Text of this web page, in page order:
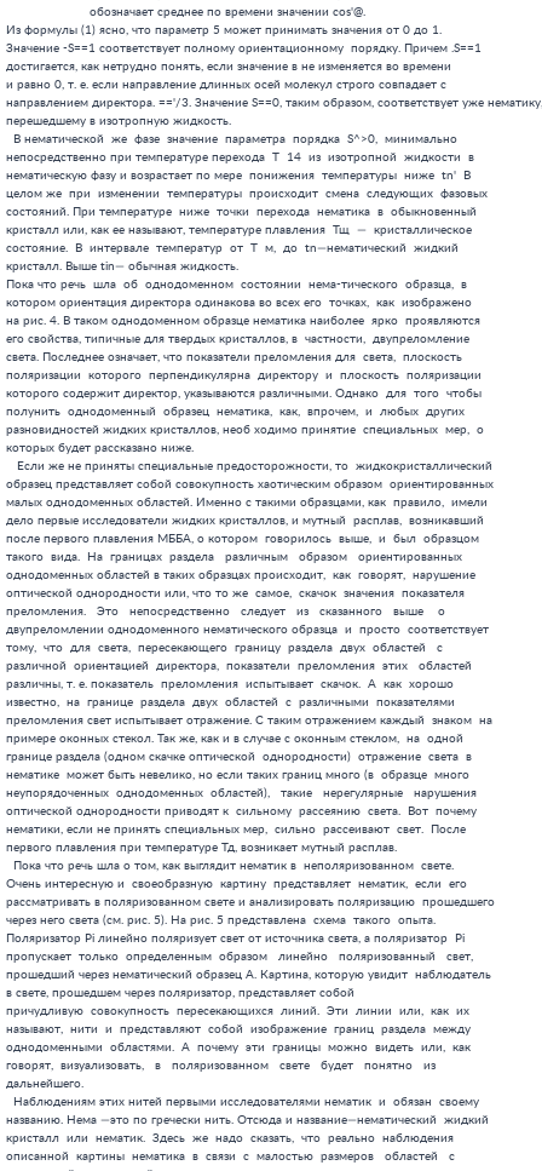
                       обозначает среднее по времени значении cos'@.
Из формулы (1) ясно, что параметр 5 может принимать значения от 0 до 1.
Значение -S==1 соответствует полному ориентационному  порядку. Причем .S==1
достигается, как нетрудно понять, если значение в не изменяется во времени
и равно 0, т. е. если направление длинных осей молекул строго совпадает с
направлением директора. =='/3. Значение S==0, таким образом, соответствует уже нематику,
перешедшему в изотропную жидкость.
  В нематической  же  фазе  значение  параметра  порядка  S^>0,  минимально
непосредственно при температуре перехода  Т  14  из  изотропной  жидкости  в
нематическую фазу и возрастает по мере  понижения  температуры  ниже  tn'  В
целом же  при  изменении  температуры  происходит  смена  следующих  фазовых
состояний. При температуре  ниже  точки  перехода  нематика  в  обыкновенный
кристалл или, как ее называют, температуре плавления  Тщ  —  кристаллическое
состояние.  В  интервале  температур  от  Т  м,  до  tn—нематический  жидкий
кристалл. Выше tin— обычная жидкость.
Пока что речь  шла  об  однодоменном  состоянии  нема-тического  образца,  в
котором ориентация директора одинакова во всех его  точках,  как  изображено
на рис. 4. В таком однодоменном образце нематика наиболее  ярко  проявляются
его свойства, типичные для твердых кристаллов, в  частности,  двупреломление
света. Последнее означает, что показатели преломления для  света,  плоскость
поляризации  которого  перпендикулярна  директору  и  плоскость  поляризации
которого содержит директор, указываются различными. Однако  для  того  чтобы
полунить  однодоменный  образец  нематика,  как,  впрочем,  и  любых  других
разновидностей жидких кристаллов, необ ходимо принятие  специальных  мер,  о
которых будет рассказано ниже.
   Если же не приняты специальные предосторожности, то  жидкокристаллический
образец представляет собой совокупность хаотическим образом  ориентированных
малых однодоменных областей. Именно с такими образцами, как  правило,  имели
дело первые исследователи жидких кристаллов, и мутный  расплав,  возникавший
после первого плавления МББА, о котором  говорилось  выше,  и  был  образцом
такого  вида.  На  границах  раздела   различным   образом   ориентированных
однодоменных областей в таких образцах происходит,  как  говорят,  нарушение
оптической однородности или, что то же  самое,  скачок  значения  показателя
преломления.   Это   непосредственно   следует   из   сказанного   выше    о
двупреломлении однодоменного нематического образца  и  просто  соответствует
тому,  что  для  света,  пересекающего  границу  раздела  двух  областей   с
различной  ориентацией  директора,  показатели  преломления  этих   областей
различны, т. е. показатель  преломления  испытывает  скачок.  А  как  хорошо
известно,  на  границе  раздела  двух  областей  с  различными  показателями
преломления свет испытывает отражение. С таким отражением каждый  знаком  на
примере оконных стекол. Так же, как и в случае с оконным стеклом,  на  одной
границе раздела (одном скачке оптической  однородности)  отражение  света  в
нематике  может быть невелико, но если таких границ много (в  образце  много
неупорядоченных  однодоменных  областей),   такие   нерегулярные   нарушения
оптической однородности приводят к  сильному  рассеянию  света.  Вот  почему
нематики, если не принять специальных мер,  сильно  рассеивают  свет.  После
первого плавления при температуре Тд, возникает мутный расплав.
  Пока что речь шла о том, как выглядит нематик в  неполяризованном  свете.
Очень интересную и  своеобразную  картину  представляет  нематик,  если  его
рассматривать в поляризованном свете и анализировать поляризацию  прошедшего
через него света (см. рис. 5). На рис. 5 представлена  схема  такого  опыта.
Поляризатор Pi линейно поляризует свет от источника света, а поляризатор  Pi
пропускает  только  определенным  образом   линейно   поляризованный   свет,
прошедший через нематический образец А. Картина, которую увидит  наблюдатель
в свете, прошедшем через поляризатор, представляет собой
причудливую  совокупность  пересекающихся  линий.  Эти  линии  или,  как  их
называют,  нити  и  представляют  собой  изображение  границ  раздела  между
однодоменными  областями.  А  почему  эти  границы  можно  видеть  или,  как
говорят,  визуализовать,   в   поляризованном   свете   будет   понятно   из
дальнейшего.
  Наблюдениям этих нитей первыми исследователями нематик  и  обязан  своему
названию. Нема —это по гречески нить. Отсюда и название—нематический  жидкий
кристалл  или  нематик.  Здесь  же  надо  сказать,  что  реально  наблюдения
описанной  картины  нематика  в  связи  с  малостью  размеров   областей   с
одинаковой ориентацией директора осуществляются с  помощью  поляризационного
микроскопа.
   Упругость жидкого кристалла. Выше в основном  говорилось  о  наблюдениях,
связанных с проявлением  необычных  оптических  свойств  жидких  кристаллов.
Первым исследователям бросались в  глаза,  естественно,  свойства,  наиболее
доступные  наблюдению.  А  такими  свойствами  как  раз  и  были  оптические
свойства.  Техника  оптического  эксперимента  уже  в   девятнадцатом   веке
достигла высокого уровня, а, например, микроскоп, даже  поляризационный,  т.
е.  позволявший  освещать  объект  исследования  поляризованным   светом   и
анализировать поляризацию прошедшего света, был  вполне  доступным  прибором
для многих лабораторий.
  Оптические наблюдения дали значительное  количество  фактов  о  свойствах
жидкокристаллической фазы, которые необходимо было понять и  описать.  Одним
из  первых  достижений  в  описании  свойств  жидких  кристаллов,  как   уже
упоминалось во введении, было создание теории упругости  жидких  кристаллов.
В современной форме она была в основном сформулирована английским ученым  Ф.
Франком в пятидесятые годы.
Постараемся проследить  за  ходом  мысли  и  аргументами  создателей  теории
упругости ЖК. Рассуждения  были  (или  могли  быть)  приблизительно  такими.
Установлено,  что  в  жидком  кристалле,  конкретно   нематике,   существует
корреляция (выстраивание) направлений ориентации длинных осей  молекул.  Это
должно означать, что если по какой-то причине произошло небольшое  нарушение
в согласованной ориентации молекул в соседних точках нематика, то  возникнут
силы, которые будут стараться  восстановить  порядок,  т.  е.  согласованную
ориента цию молекул. Конечно,  исходной,  микроскопической,  причиной  таких
возвращающих сил является  взаимодействие  между  собой  отдельных  молекул.
Однако надеяться на быстрый успех, стартуя  от  взаимодействия  между  собой
отдельных молекул, да еще таких  сложных,  как  в  жидких  кристаллах,  было
трудно. Поэтому создание теории пошло по феноменологическому пути, в  рамках
которого  вводятся  некоторые   параметры   (феноменологические),   значение
которых  соответствующая  теория  не  берется  определить,  а  оставляет  их
неизвестными или извлекает их значения из  сравнения  с  экспериментом.  При
этом  теория  не  рассматривает   молекулярные   аспекты   строения   жидких
кристаллов,  а  описывает  их  как  сплошную  среду,   обладающую   упругими
свойствами.
  Для кристаллов существует хорошо развитая теория упругости. Еще  в  школе
учат тому, что деформация твердого тела  прямо  пропорциональна  приложенной
силе и обратно пропорциональна модулю упругости  К.  Возникает  мысль,  если
оптические свойства жидких кристаллов подобны свойствам обычных  кристаллов,
то, может быть, жидкий кристалл,  подобно  обычному  кристаллу,  обладает  и
упругими свойствами. Может  показаться  на  первый  взгляд,  что  эта  мысль
совсем уж тривиальна. Однако не  торопитесь  с  суждениями.  Вспомните,  что
жидкий кристалл  течет,  как  обычная  жидкость.  А  жидкость  не  проявляет
свойств упругости, за исключением упругости  по  отношению  к  всестороннему
сжатию,  и  поэтому  для  нее  модуль  упругости  по  отношению  к   обычным
деформациям  строго  равен  нулю.  Казалось  бы,  налицо  парадокс.  Но  его
разрешение в том, что жидкий кристалл  —  это  не  обычная,  а  анизотропная
жидкость,  т.  е.  жидкость,  «.свойства   которой  различны   в   различных
направлениях.
Таким образом, построение теории упругости для  жидких  кристаллов  было  не
таким уж простым делом  и  нельзя  было  теорию,  развитую  для  кристаллов,
непосредственно применить к жидким кристаллам. Во-первых, Существенно,  что,
когда говорят о деформации в жидких кристаллах, то имеют в  виду  отклонения
направления директора от равновесного направления. Для  нематика,  например,
это означает, что речь идет об изменении от Точки  к  точке  в  образце  под
влиянием внешнего воздействия ориентации директора,  который  в  равновесной
ситуации, т. е. в  отсутствии  воздействия,  во  всем  образце  ориентирован
одинаково. В обычной же теории  упруго  сти  деформации  описывают  смещение
отдельных  точек  твердого  тела  относительно  друг  друга   под   влиянием
приложенного воздействия. Таким образом, деформации  в  жидком  кристалле  —
это совсем не те привычные всем  деформации,  о  которых  говорят  в  случае
твердого тела. Кроме  того,  упругие  свойства  жидкого  кристалла  в  общем
случае следует рассматривать, учитывая его течение, что также  вносит  новый
элемент и тем самым усложняет рассмотрение по сравнению  с  обычной  теорией
упругости.  Поэтому  здесь  ограничимся  рассказом   об   упругости   жидких
кристаллов в отсутствие течений.
   Оказывается, любую деформацию в жидком кристалле  можно  представить  как
одну из трех допустимых в ЖК видов изгибных деформаций либо  как  комбинацию
этих  трех  видов  деформации.   Такими   главными   деформациями   являются
поперечный изгиб,  кручение  и  продольный  изгиб.  Рис.  6,  иллюстрирующий
названные виды деформаций, делает понятным происхождение их названий.
В поперечном изгибе меняется от точки к точке вдоль оси образца на  рис.  6,
а направление, перпендикулярное (поперечное) директору, в продольном  изгибе
— ориентация директора, а в кручении  происходит  поворот  директора  вокруг
оси изображенного на рис. 6, б образца.
  Коэффициенты пропорциональности между упругой энергией жидкого  кристалла
и деформациями изгибов называют упругими модулями. Таких упругих  модулей  в
жидких кристаллах по числу деформаций три —K1, К2 и Кз.  Численные  значения
этих модулей несколько отличаются друг от  друга.  Так,  модуль  продольного